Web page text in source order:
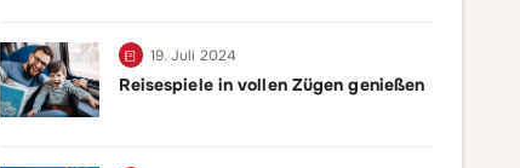
19. Juli 2024
Reisespiele in vollen Zügen genießen